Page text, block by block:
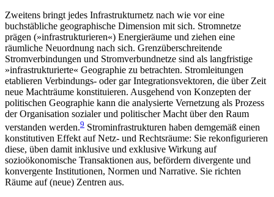
Zweitens bringt jedes Infrastrukturnetz nach wie vor eine
buchstäbliche geographische Dimension mit sich. Stromnetze
prägen (»infrastrukturieren«) Energieräume und ziehen eine
räumliche Neuordnung nach sich. Grenzüberschreitende
Stromverbindungen und Stromverbundnetze sind als langfristige
»infrastrukturierte« Geographie zu betrachten. Strom­leitungen
etablieren Verbindungs- oder gar Integra­tionsvektoren, die über Zeit
neue Machträume kon­stituieren. Ausgehend von Konzepten der
politischen Geographie kann die analysierte Vernetzung als Pro­zess
der Organisation sozialer und politischer Macht über den Raum
verstanden werden.9 Strominfrastrukturen haben demgemäß einen
konstitutiven Effekt auf Netz- und Rechtsräume: Sie rekonfigurieren
diese, üben damit inklusive und exklusive Wirkung auf
sozioökonomische Transaktionen aus, befördern di­vergente und
konvergente Institutionen, Normen und Narrative. Sie richten
Räume auf (neue) Zentren aus.